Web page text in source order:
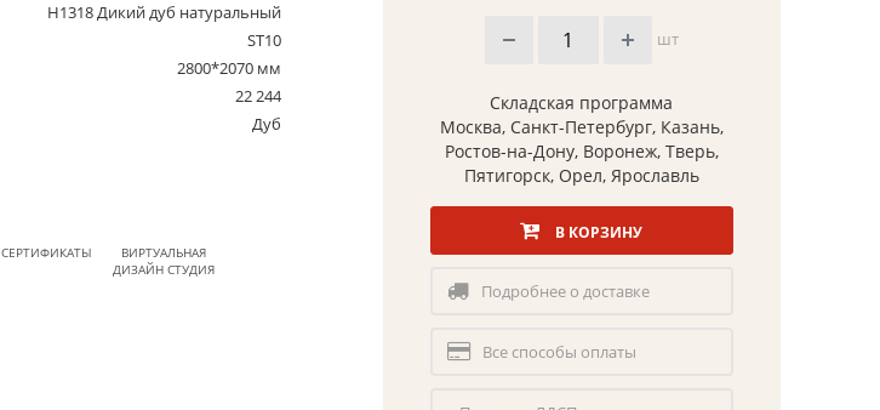
H1318 Дикий дуб натуральный
ST10
2800*2070 мм
22 244
Дуб
СЕРТИФИКАТЫ
ВИРТУАЛЬНАЯ
ДИЗАЙН СТУДИЯ
шт
Складская программа
Москва, Санкт-Петербург, Казань,
Ростов-на-Дону, Воронеж, Тверь,
Пятигорск, Орел, Ярославль
В КОРЗИНУ
Подробнее о доставке
Все способы оплаты